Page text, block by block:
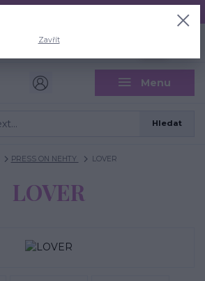
odeslání je 3 - 5 pracovních dní.
Menu
CZK
Hledat
PRESS ON NEHTY LOVER
LOVER
Zavřít